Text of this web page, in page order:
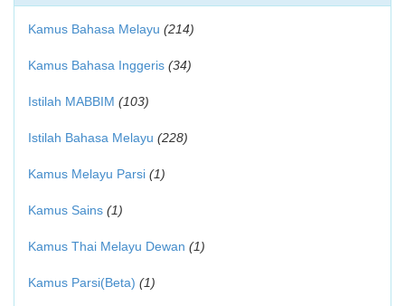
Kamus Bahasa Melayu (214)
Kamus Bahasa Inggeris (34)
Istilah MABBIM (103)
Istilah Bahasa Melayu (228)
Kamus Melayu Parsi (1)
Kamus Sains (1)
Kamus Thai Melayu Dewan (1)
Kamus Parsi(Beta) (1)